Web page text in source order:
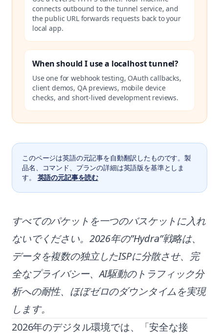
connects outbound to the tunnel service, and
the public URL forwards requests back to your
local app.
When should I use a localhost tunnel?
Use one for webhook testing, OAuth callbacks,
client demos, QA previews, mobile device
checks, and short-lived development reviews.
このページは英語の元記事を自動翻訳したものです。製
品名、コマンド、プランの詳細は英語版を基準としま
す。
英語の元記事を読む
すべてのパケットを一つのバスケットに入れ
ないでください。2026年の”Hydra”戦略は、
データを複数の独立したISPに分散させ、完
全なプライバシー、AI駆動のトラフィック分
析への耐性、ほぼゼロのダウンタイムを実現
します。
2026年のデジタル環境では、「安全な接